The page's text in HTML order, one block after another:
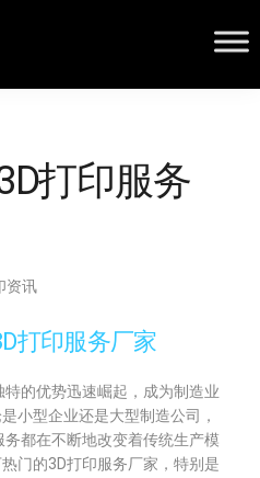
打印服务
资讯
打印服务厂家
的优势迅速崛起，成为制造业
小型企业还是大型制造公司，
都在不断地改变着传统生产模
门的3D打印服务厂家，特别是